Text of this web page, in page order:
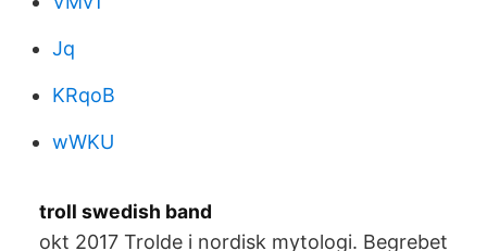
Jq
KRqoB
wWKU
troll swedish band
okt 2017 Trolde i nordisk mytologi. Begrebet